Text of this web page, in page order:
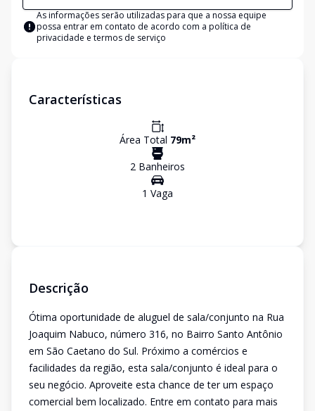
As informações serão utilizadas para que a nossa equipe
possa entrar em contato de acordo com a política de
privacidade e termos de serviço
Características
Área Total 79m²
2 Banheiros
1 Vaga
Descrição
Ótima oportunidade de aluguel de sala/conjunto na Rua
Joaquim Nabuco, número 316, no Bairro Santo Antônio
em São Caetano do Sul. Próximo a comércios e
facilidades da região, esta sala/conjunto é ideal para o
seu negócio. Aproveite esta chance de ter um espaço
comercial bem localizado. Entre em contato para mais